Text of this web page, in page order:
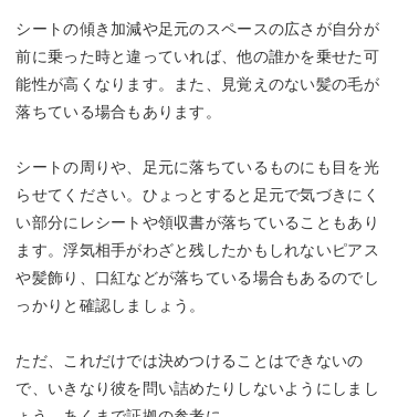
シートの傾き加減や足元のスペースの広さが自分が
前に乗った時と違っていれば、他の誰かを乗せた可
能性が高くなります。また、見覚えのない髪の毛が
落ちている場合もあります。
シートの周りや、足元に落ちているものにも目を光
らせてください。ひょっとすると足元で気づきにく
い部分にレシートや領収書が落ちていることもあり
ます。浮気相手がわざと残したかもしれないピアス
や髪飾り、口紅などが落ちている場合もあるのでし
っかりと確認しましょう。
ただ、これだけでは決めつけることはできないの
で、いきなり彼を問い詰めたりしないようにしまし